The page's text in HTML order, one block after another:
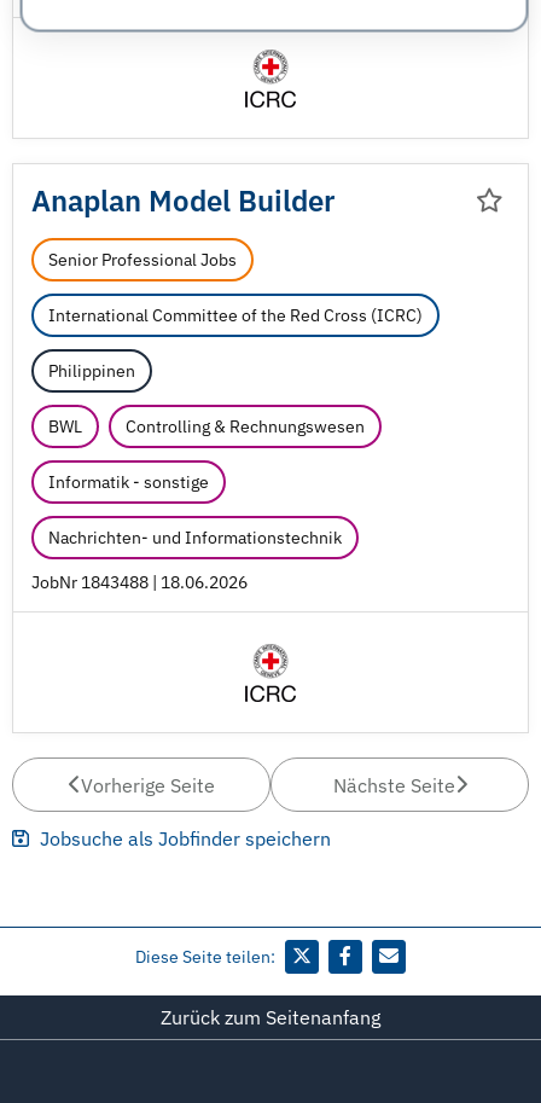
Anaplan Model Builder
Senior Professional Jobs
International Committee of the Red Cross (ICRC)
Philippinen
BWL Controlling & Rechnungswesen
Informatik - sonstige
Nachrichten- und Informationstechnik
JobNr 1843488 | 18.06.2026
Vorherige Seite Nächste Seite
Jobsuche als Jobfinder speichern
Diese Seite teilen:
Zurück zum Seitenanfang